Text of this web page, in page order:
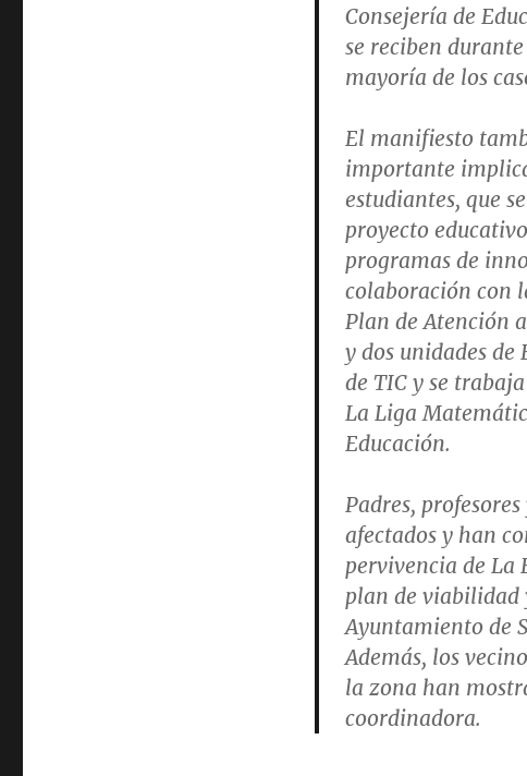
Consejería de
se reciben
mayoría de los
El manifiesto
importante
estudiantes, que
proyecto
programas de
colaboración con
Plan de Atención
y dos unidades
de TIC y se
La Liga
Educación.
Padres,
afectados y han
pervivencia de La
plan de viabilidad
Ayuntamiento de
Además, los
la zona han
coordinadora.